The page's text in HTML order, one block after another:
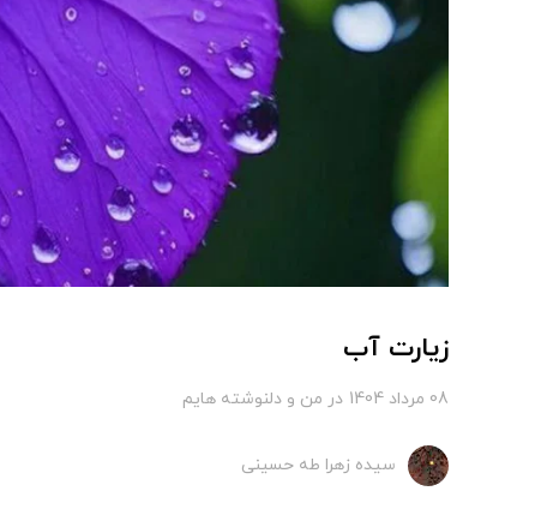
زیارت آب
08 مرداد 1404 در من و دلنوشته هایم
سیده زهرا طه حسینی